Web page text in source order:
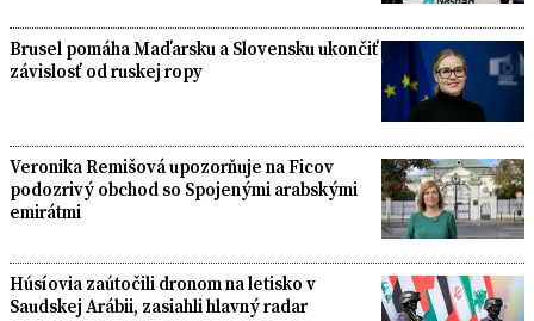
Brusel pomáha Maďarsku a Slovensku ukončiť
závislosť od ruskej ropy
Veronika Remišová upozorňuje na Ficov
podozrivý obchod so Spojenými arabskými
emirátmi
Húsíovia zaútočili dronom na letisko v
Saudskej Arábii, zasiahli hlavný radar